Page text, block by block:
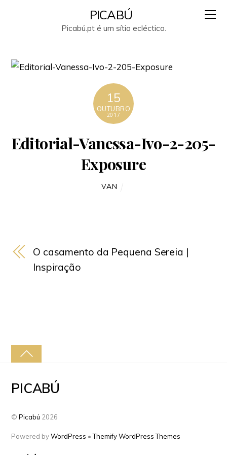
PICABÚ
Picabú.pt é um sítio ecléctico.
15
OUTUBRO
2017
Editorial-Vanessa-Ivo-2-205-
Exposure
VAN
O casamento da Pequena Sereia |
Inspiração
PICABÚ
©Picabú 2026
Powered byWordPress •Themify WordPress Themes